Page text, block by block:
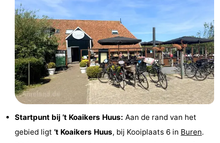
Wandelen
Paardrijden
Surfen
Wadlopen
Eten
Zeehonden
Startpunt bij ’t Koaikers Huus: Aan de rand van het
gebied ligt ’t Koaikers Huus, bij Kooiplaats 6 in Buren.